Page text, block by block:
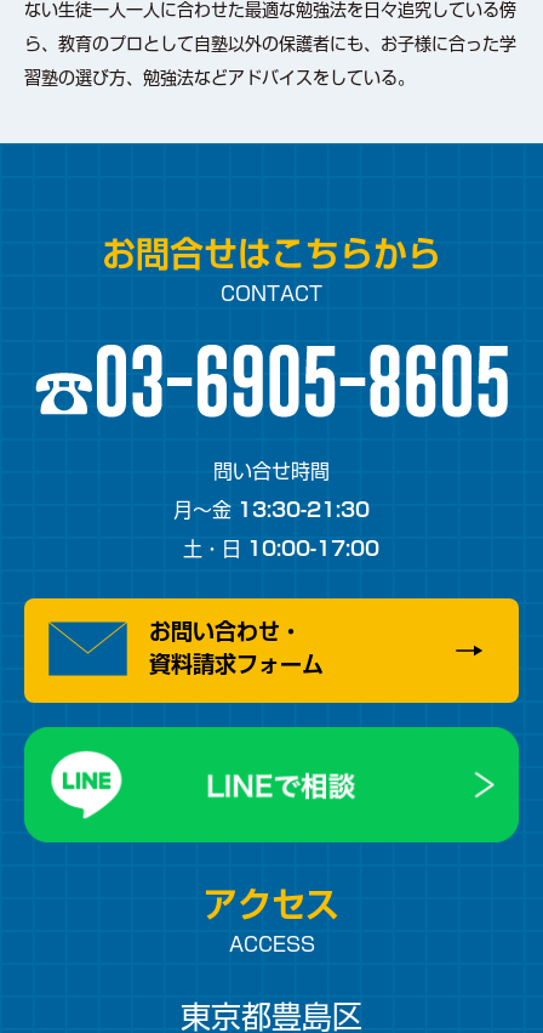
ない生徒一人一人に合わせた最適な勉強法を日々追究している傍
ら、教育のプロとして自塾以外の保護者にも、お子様に合った学
習塾の選び方、勉強法などアドバイスをしている。
お問合せはこちらから
CONTACT
問い合せ時間
月～金 13:30-21:30
土・日
10:00-17:00
お問い合わせ・
資料請求フォーム
アクセス
ACCESS
東京都豊島区